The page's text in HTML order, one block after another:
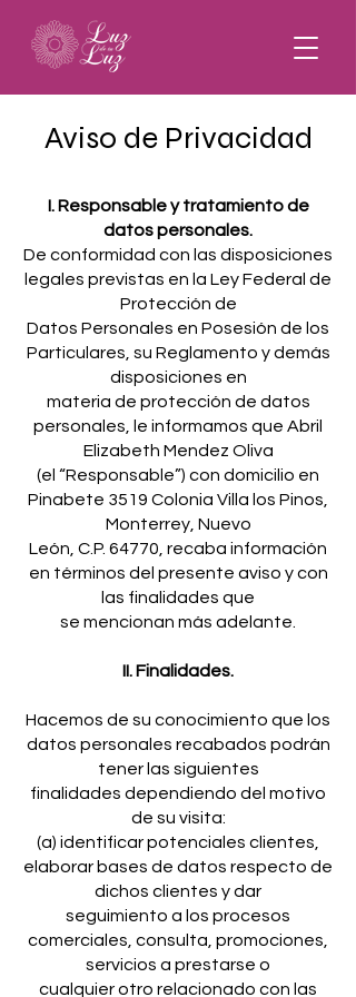
Aviso de Privacidad
I. Responsable y tratamiento de
datos personales.
De conformidad con las disposiciones
legales previstas en la Ley Federal de
Protección de
Datos Personales en Posesión de los
Particulares, su Reglamento y demás
disposiciones en
materia de protección de datos
personales, le informamos que Abril
Elizabeth Mendez Oliva
(el “Responsable”) con domicilio en
Pinabete 3519 Colonia Villa los Pinos,
Monterrey, Nuevo
León, C.P. 64770, recaba información
en términos del presente aviso y con
las finalidades que
se mencionan más adelante.
II. Finalidades.
Hacemos de su conocimiento que los
datos personales recabados podrán
tener las siguientes
finalidades dependiendo del motivo
de su visita:
(a) identificar potenciales clientes,
elaborar bases de datos respecto de
dichos clientes y dar
seguimiento a los procesos
comerciales, consulta, promociones,
servicios a prestarse o
cualquier otro relacionado con las